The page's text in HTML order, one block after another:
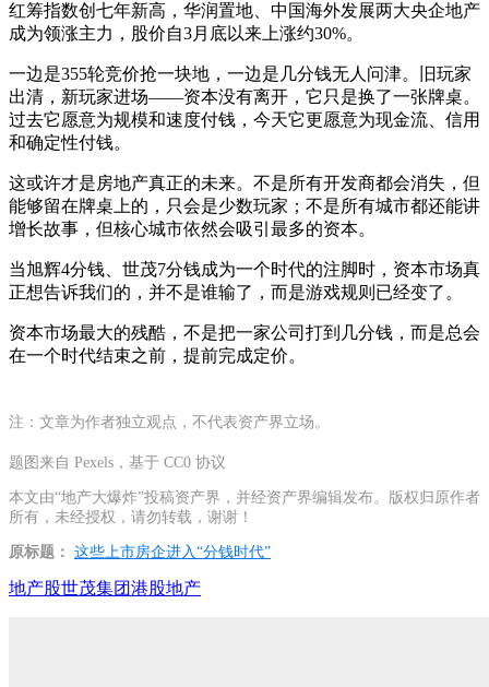
红筹指数创七年新高，华润置地、中国海外发展两大央企地产
成为领涨主力，股价自3月底以来上涨约30%。
一边是355轮竞价抢一块地，一边是几分钱无人问津。旧玩家
出清，新玩家进场——资本没有离开，它只是换了一张牌桌。
过去它愿意为规模和速度付钱，今天它更愿意为现金流、信用
和确定性付钱。
这或许才是房地产真正的未来。不是所有开发商都会消失，但
能够留在牌桌上的，只会是少数玩家；不是所有城市都还能讲
增长故事，但核心城市依然会吸引最多的资本。
当旭辉4分钱、世茂7分钱成为一个时代的注脚时，资本市场真
正想告诉我们的，并不是谁输了，而是游戏规则已经变了。
资本市场最大的残酷，不是把一家公司打到几分钱，而是总会
在一个时代结束之前，提前完成定价。
注：文章为作者独立观点，不代表资产界立场。
题图来自 Pexels，基于 CC0 协议
本文由“地产大爆炸”投稿资产界，并经资产界编辑发布。版权归原作者
所有，未经授权，请勿转载，谢谢！
原标题： 这些上市房企进入“分钱时代”
地产股世茂集团港股地产